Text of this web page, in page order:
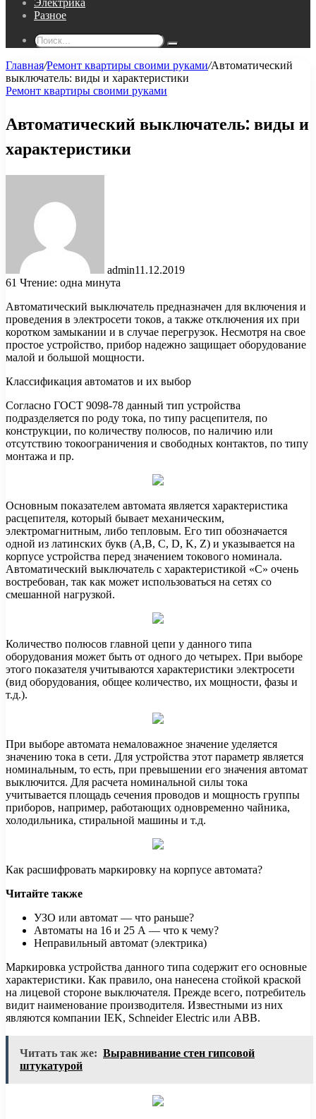
Электрика
Разное
Поиск...
Главная/Ремонт квартиры своими руками/Автоматический
выключатель: виды и характеристики
Ремонт квартиры своими руками
Автоматический выключатель: виды и
характеристики
admin11.12.2019
61 Чтение: одна минута
Автоматический выключатель предназначен для включения и
проведения в электросети токов, а также отключения их при
коротком замыкании и в случае перегрузок. Несмотря на свое
простое устройство, прибор надежно защищает оборудование
малой и большой мощности.
Классификация автоматов и их выбор
Согласно ГОСТ 9098-78 данный тип устройства
подразделяется по роду тока, по типу расцепителя, по
конструкции, по количеству полюсов, по наличию или
отсутствию токоограничения и свободных контактов, по типу
монтажа и пр.
Основным показателем автомата является характеристика
расцепителя, который бывает механическим,
электромагнитным, либо тепловым. Его тип обозначается
одной из латинских букв (A,B, C, D, K, Z) и указывается на
корпусе устройства перед значением токового номинала.
Автоматический выключатель с характеристикой «С» очень
востребован, так как может использоваться на сетях со
смешанной нагрузкой.
Количество полюсов главной цепи у данного типа
оборудования может быть от одного до четырех. При выборе
этого показателя учитываются характеристики электросети
(вид оборудования, общее количество, их мощности, фазы и
т.д.).
При выборе автомата немаловажное значение уделяется
значению тока в сети. Для устройства этот параметр является
номинальным, то есть, при превышении его значения автомат
выключится. Для расчета номинальной силы тока
учитывается площадь сечения проводов и мощность группы
приборов, например, работающих одновременно чайника,
холодильника, стиральной машины и т.д.
Как расшифровать маркировку на корпусе автомата?
Читайте также
УЗО или автомат — что раньше?
Автоматы на 16 и 25 А — что к чему?
Неправильный автомат (электрика)
Маркировка устройства данного типа содержит его основные
характеристики. Как правило, она нанесена стойкой краской
на лицевой стороне выключателя. Прежде всего, потребитель
видит наименование производителя. Известными из них
являются компании IEK, Schneider Electric или ABB.
Читать так же: Выравнивание стен гипсовой
штукатурой